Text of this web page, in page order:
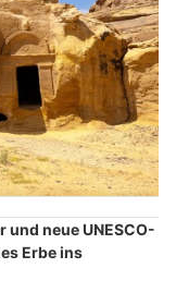
neue UNESCO-
Erbe ins